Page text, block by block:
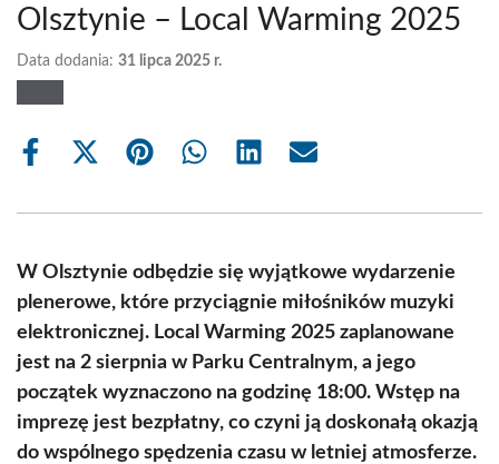
Olsztynie – Local Warming 2025
Data dodania: 31 lipca 2025 r.
Share
Share
(Twitter)
Share Share Share Share
W Olsztynie odbędzie się wyjątkowe wydarzenie
plenerowe, które przyciągnie miłośników muzyki
elektronicznej. Local Warming 2025 zaplanowane
jest na 2 sierpnia w Parku Centralnym, a jego
początek wyznaczono na godzinę 18:00. Wstęp na
imprezę jest bezpłatny, co czyni ją doskonałą okazją
do wspólnego spędzenia czasu w letniej atmosferze.